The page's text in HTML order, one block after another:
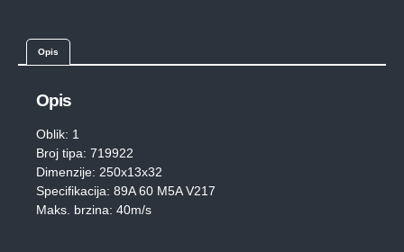
Opis
Opis
Oblik: 1
Broj tipa: 719922
Dimenzije: 250x13x32
Specifikacija: 89A 60 M5A V217
Maks. brzina: 40m/s